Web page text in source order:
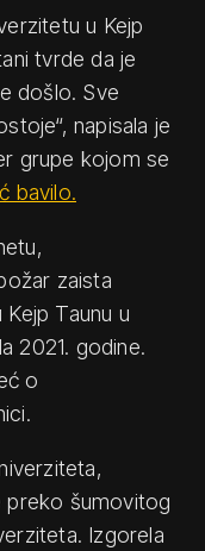
u Kejp
tvrde da je
došlo. Sve
napisala je
grupe kojom se
bavilo.
zaista
Taunu u
2021. godine.
o
preko šumovitog
Izgorela